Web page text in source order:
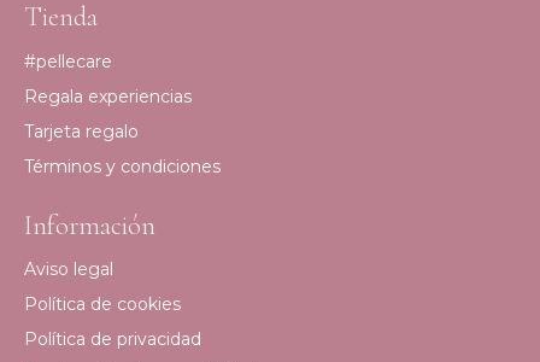
Tienda
#pellecare
Regala experiencias
Tarjeta regalo
Términos y condiciones
Información
Aviso legal
Política de cookies
Política de privacidad